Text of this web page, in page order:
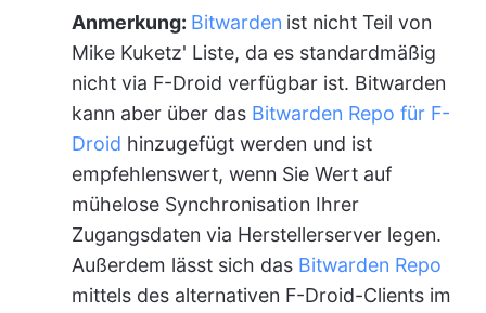
Anmerkung: Bitwarden ist nicht Teil von
Mike Kuketz' Liste, da es standardmäßig
nicht via F-Droid verfügbar ist. Bitwarden
kann aber über das Bitwarden Repo für F-
Droid hinzugefügt werden und ist
empfehlenswert, wenn Sie Wert auf
mühelose Synchronisation Ihrer
Zugangsdaten via Herstellerserver legen.
Außerdem lässt sich das Bitwarden Repo
mittels des alternativen F-Droid-Clients im